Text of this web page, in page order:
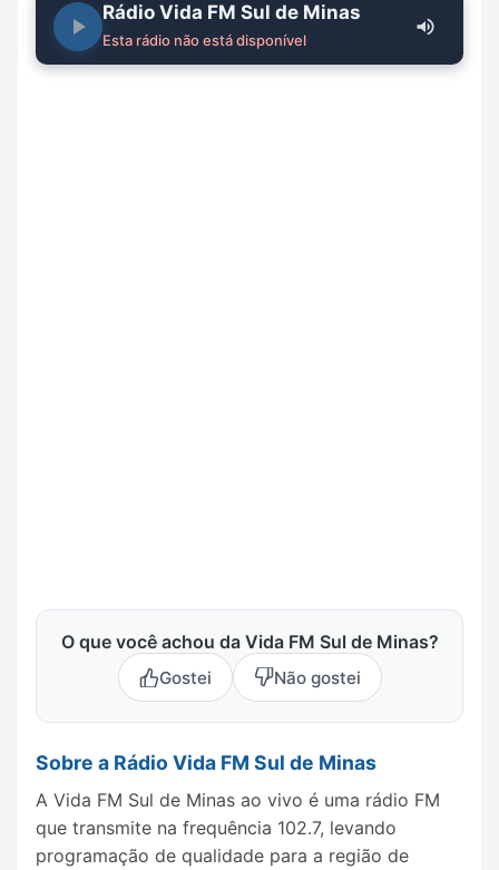
Rádio Vida FM Sul de Minas
Esta rádio não está disponível
O que você achou da Vida FM Sul de Minas?
Gostei Não gostei
Sobre a Rádio Vida FM Sul de Minas
A Vida FM Sul de Minas ao vivo é uma rádio FM
que transmite na frequência 102.7, levando
programação de qualidade para a região de